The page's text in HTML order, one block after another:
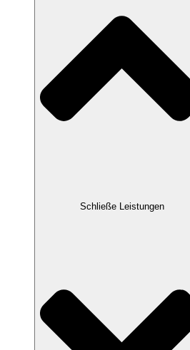
Schließe Leistungen